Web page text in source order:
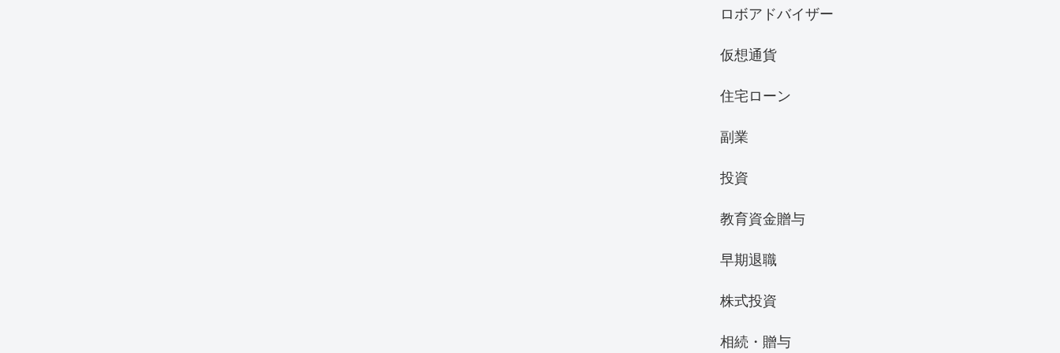
ロボアドバイザー
仮想通貨
住宅ローン
副業
投資
教育資金贈与
早期退職
株式投資
相続・贈与